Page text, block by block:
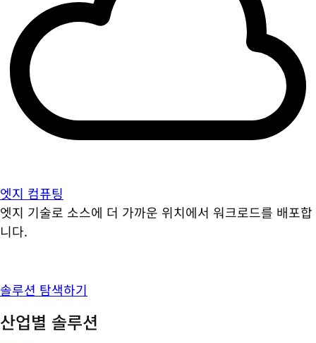
엣지 컴퓨팅
엣지 기술로 소스에 더 가까운 위치에서 워크로드를 배포합
니다.
솔루션 탐색하기
산업별 솔루션